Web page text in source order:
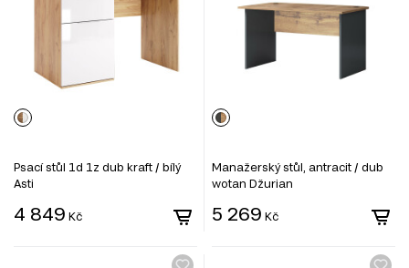
Psací stůl 1d 1z dub kraft / bílý
Asti
4 849 Kč
Manažerský stůl, antracit / dub
wotan Džurian
5 269 Kč